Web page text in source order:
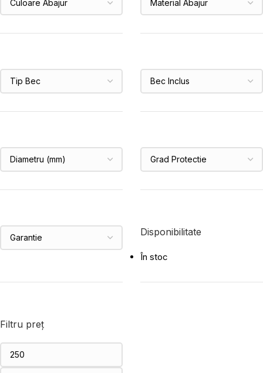
Disponibilitate
În stoc
Filtru preț